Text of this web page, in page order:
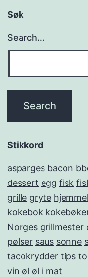
Søk
Search…
Stikkord
asparges bacon
dessert egg fisk
grille gryte
kokebok
Norges grillmester
pølser saus sonne
tacokrydder tips
vin øl øl i mat